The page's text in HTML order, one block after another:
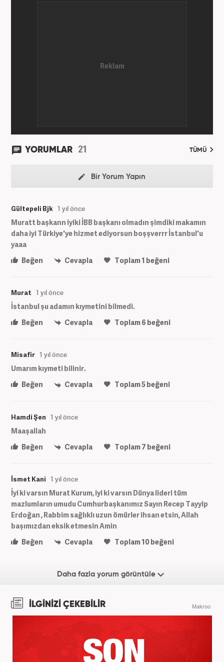
YORUMLAR 21 TÜMÜ
Bir Yorum Yapın
Gültepeli Bjk 1 yıl önce
Muratt başkann iyiki İBB başkanı olmadın şimdiki makamın
daha iyi Türkiye'ye hizmet ediyorsun boşşverrr İstanbul'u
yaaa
Beğen
Cevapla Toplam1 beğeni
Murat 1 yıl önce
İstanbul şu adamın kıymetini bilmedi.
Beğen
Cevapla Toplam6 beğeni
Misafir 1 yıl önce
Umarım kıymeti bilinir.
Beğen
Cevapla Toplam5beğeni
Hamdi Şen 1 yıl önce
Maaşallah
Beğen
Cevapla Toplam7 beğeni
İsmet Kani 1 yıl önce
İyi ki varsın Murat Kurum, iyi ki varsın Dünya lideri tüm
mazlumların umudu Cumhurbaşkanımız Sayın Recep Tayyip
Erdoğan , Rabbim sağlıklı uzun ömürler ihsan etsin, Allah
başımızdan eksik etmesin Amin
Beğen
Cevapla Toplam10beğeni
Daha fazla yorum görüntüle
İLGİNİZİ ÇEKEBİLİR Makroo